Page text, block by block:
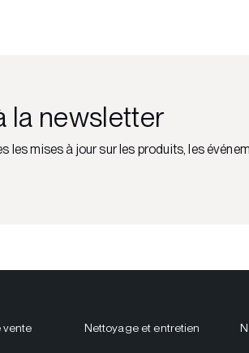
la newsletter
les mises à jour sur les produits, les
vente Nettoyage et entretien